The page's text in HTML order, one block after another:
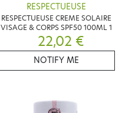
RESPECTUEUSE
RESPECTUEUSE CREME SOLAIRE
VISAGE & CORPS SPF50 100ML 1
22,02 €
NOTIFY ME